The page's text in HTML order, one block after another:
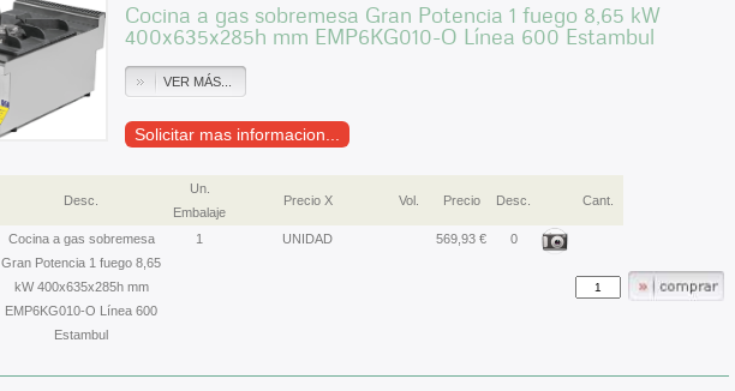
Cocina a gas sobremesa Gran Potencia 1 fuego 8,65 kW
400x635x285h mm EMP6KG010-O Línea 600 Estambul
VER MÁS...
Solicitar mas informacion...
Desc.
Un.
Embalaje
Precio X Vol. Precio Desc. Cant.
Cocina a gas sobremesa
Gran Potencia 1 fuego 8,65
kW 400x635x285h mm
EMP6KG010-O Línea 600
Estambul
1 UNIDAD 569,93 € 0